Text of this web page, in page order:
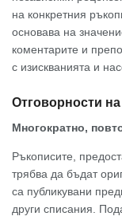
на конкретния
основава на
коментарите и
с изискванията и
Отговорности
Многократно,
Ръкописите,
трябва да бъдат
са публикувани
други списания.